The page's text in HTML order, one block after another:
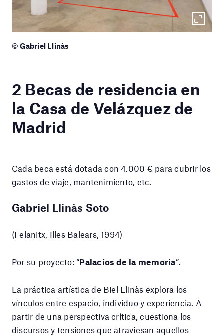
© Gabriel Llinàs
2 Becas de residencia en
la Casa de Velázquez de
Madrid
Cada beca está dotada con 4.000 € para cubrir los
gastos de viaje, mantenimiento, etc.
Gabriel Llinàs Soto
(Felanitx, Illes Balears, 1994)
Por su proyecto: “Palacios de la memoria”.
La práctica artística de Biel Llinàs explora los
vínculos entre espacio, individuo y experiencia. A
partir de una perspectiva crítica, cuestiona los
discursos y tensiones que atraviesan aquellos